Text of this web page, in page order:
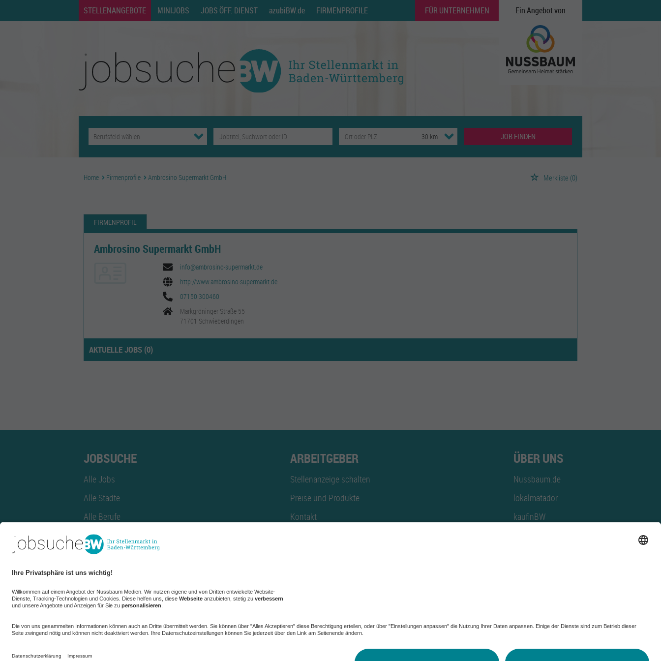
STELLENANGEBOTE MINIJOBS JOBS ÖFF. DIENST azubiBW.de FIRMENPROFILE FÜR UNTERNEHMEN Ein Angebot von
JOB FINDEN
Home Firmenprofile Ambrosino Supermarkt GmbH Merkliste (0)
FIRMENPROFIL
Ambrosino Supermarkt GmbH
info@ambrosino-supermarkt.de
http://www.ambrosino-supermarkt.de
07150 300460
Markgröninger Straße 55
71701 Schwieberdingen
AKTUELLE JOBS (0)
JOBSUCHE
Alle Jobs
Alle Städte
Alle Berufe
Alle Berufe nach Stadt
Alle Tätigkeitsbereiche
Alle Tätigkeitsbereiche nach Stadt
azubiBW.de
Minijobs
Firmenprofil
ARBEITGEBER
Stellenanzeige schalten
Preise und Produkte
Kontakt
ÜBER UNS
Nussbaum.de
lokalmatador
kaufinBW